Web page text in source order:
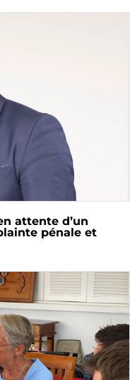
attente d’un
pénale et